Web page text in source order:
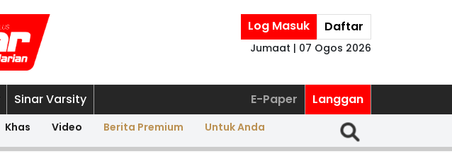
Log Masuk Daftar
Jumaat | 07 Ogos 2026
Sinar Varsity E-Paper Langgan
Khas Video Berita Premium Untuk Anda